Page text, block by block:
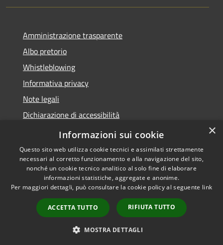
Amministrazione trasparente
Albo pretorio
Whistleblowing
Informativa privacy
Note legali
Dichiarazione di accessibilità
Obiettivi di accessibilità 2026
Accessibilità
Copyright © 2026 • Comune di
Rubano • Powered by
Municipium•
Accesso
redazione
×
Informazioni sui cookie
Questo sito web utilizza cookie tecnici e assimilati strettamente
necessari al corretto funzionamento e alla navigazione del sito,
nonché un cookie tecnico analitico al solo fine di elaborare
informazioni statistiche, aggregate e anonime.
Per maggiori dettagli, può consultare la cookie policy al seguente link
ACCETTA TUTTO RIFIUTA TUTTO
MOSTRA DETTAGLI